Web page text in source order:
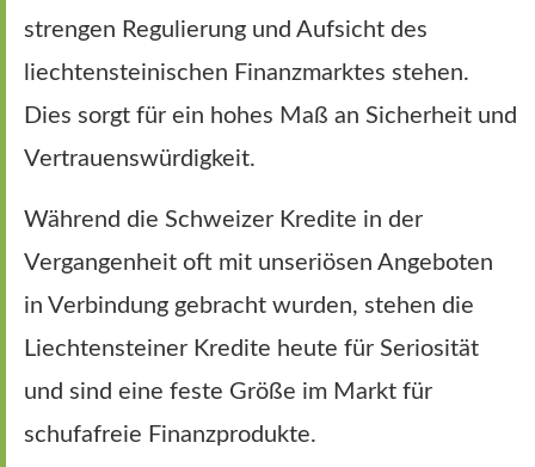
strengen Regulierung und Aufsicht des
liechtensteinischen Finanzmarktes stehen.
Dies sorgt für ein hohes Maß an Sicherheit und
Vertrauenswürdigkeit.
Während die Schweizer Kredite in der
Vergangenheit oft mit unseriösen Angeboten
in Verbindung gebracht wurden, stehen die
Liechtensteiner Kredite heute für Seriosität
und sind eine feste Größe im Markt für
schufafreie Finanzprodukte.